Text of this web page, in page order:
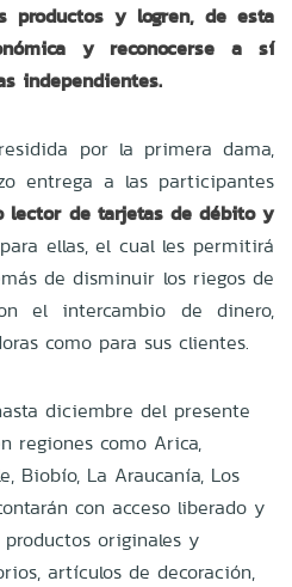
productos y logren, de esta
y reconocerse a sí
independientes.
por la primera dama,
entrega a las participantes
lector de tarjetas de débito y
ellas, el cual les permitirá
de disminuir los riegos de
el intercambio de dinero,
como para sus clientes.
diciembre del presente
regiones como Arica,
Biobío, La Araucanía, Los
con acceso liberado y
originales y
artículos de decoración,